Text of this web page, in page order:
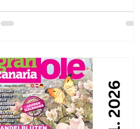
offenbar einen Nerv getroffen. Seit
dem Start ist der großzügige
Peater’s auf Klasse statt Masse. Die
Speisekarte bietet ...